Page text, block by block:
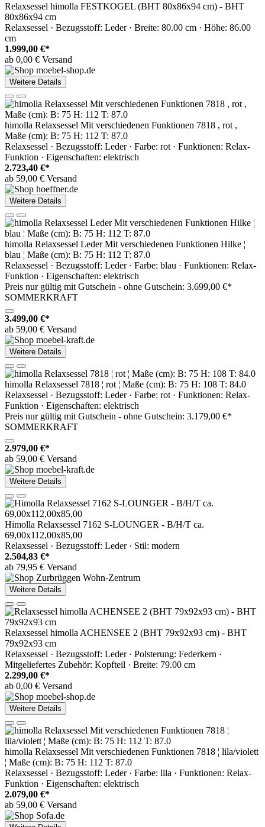
Relaxsessel himolla FESTKOGEL (BHT 80x86x94 cm) - BHT
80x86x94 cm
Relaxsessel · Bezugsstoff: Leder · Breite: 80.00 cm · Höhe: 86.00
cm
1.999,00 €*
ab 0,00 € Versand
Weitere Details
himolla Relaxsessel Mit verschiedenen Funktionen 7818 , rot ,
Maße (cm): B: 75 H: 112 T: 87.0
Relaxsessel · Bezugsstoff: Leder · Farbe: rot · Funktionen: Relax-
Funktion · Eigenschaften: elektrisch
2.723,40 €*
ab 59,00 € Versand
Weitere Details
himolla Relaxsessel Leder Mit verschiedenen Funktionen Hilke ¦
blau ¦ Maße (cm): B: 75 H: 112 T: 87.0
Relaxsessel · Bezugsstoff: Leder · Farbe: blau · Funktionen: Relax-
Funktion · Eigenschaften: elektrisch
Preis nur gültig mit Gutschein - ohne Gutschein: 3.699,00 €*
SOMMERKRAFT
3.499,00 €*
ab 59,00 € Versand
Weitere Details
himolla Relaxsessel 7818 ¦ rot ¦ Maße (cm): B: 75 H: 108 T: 84.0
Relaxsessel · Bezugsstoff: Leder · Farbe: rot · Funktionen: Relax-
Funktion · Eigenschaften: elektrisch
Preis nur gültig mit Gutschein - ohne Gutschein: 3.179,00 €*
SOMMERKRAFT
2.979,00 €*
ab 59,00 € Versand
Weitere Details
Himolla Relaxsessel 7162 S-LOUNGER - B/H/T ca.
69,00x112,00x85,00
Relaxsessel · Bezugsstoff: Leder · Stil: modern
2.504,83 €*
ab 79,95 € Versand
Weitere Details
Relaxsessel himolla ACHENSEE 2 (BHT 79x92x93 cm) - BHT
79x92x93 cm
Relaxsessel · Bezugsstoff: Leder · Polsterung: Federkern ·
Mitgeliefertes Zubehör: Kopfteil · Breite: 79.00 cm
2.299,00 €*
ab 0,00 € Versand
Weitere Details
himolla Relaxsessel Mit verschiedenen Funktionen 7818 ¦ lila/violett
¦ Maße (cm): B: 75 H: 112 T: 87.0
Relaxsessel · Bezugsstoff: Leder · Farbe: lila · Funktionen: Relax-
Funktion · Eigenschaften: elektrisch
2.079,00 €*
ab 59,00 € Versand